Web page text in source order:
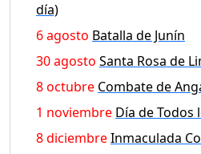
día)
6 agosto Batalla de Junín
30 agosto Santa Rosa de
8 octubre Combate de
1 noviembre Día de Todos
8 diciembreInmaculada